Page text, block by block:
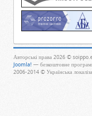
Авторські права 2026 ©
Joomla! — безкоштовне
2006-2014 © Українська